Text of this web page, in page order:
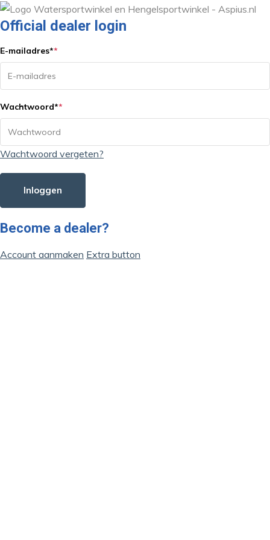
Official dealer login
E-mailadres**
Wachtwoord**
Wachtwoord vergeten?
Inloggen
Become a dealer?
Account aanmaken Extra button